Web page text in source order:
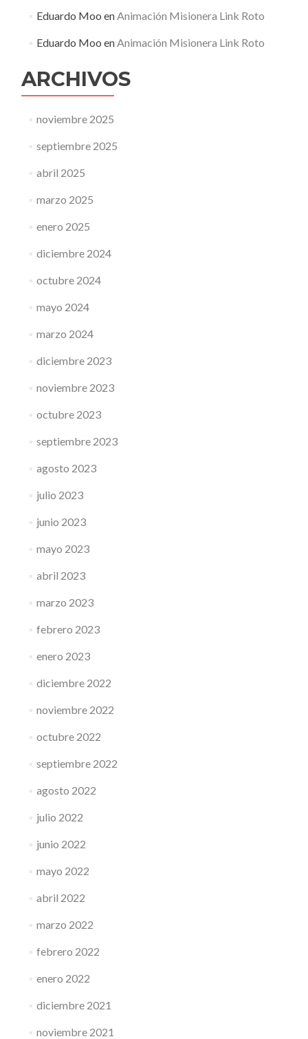
Eduardo Moo enAnimación Misionera Link Roto
Eduardo Moo enAnimación Misionera Link Roto
ARCHIVOS
noviembre 2025
septiembre 2025
abril 2025
marzo 2025
enero 2025
diciembre 2024
octubre 2024
mayo 2024
marzo 2024
diciembre 2023
noviembre 2023
octubre 2023
septiembre 2023
agosto 2023
julio 2023
junio 2023
mayo 2023
abril 2023
marzo 2023
febrero 2023
enero 2023
diciembre 2022
noviembre 2022
octubre 2022
septiembre 2022
agosto 2022
julio 2022
junio 2022
mayo 2022
abril 2022
marzo 2022
febrero 2022
enero 2022
diciembre 2021
noviembre 2021